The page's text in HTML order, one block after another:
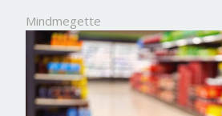
Mindmegette